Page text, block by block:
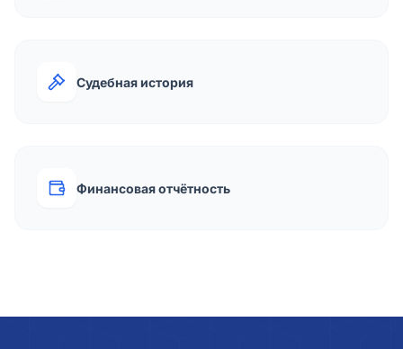
Судебная история
Финансовая отчётность